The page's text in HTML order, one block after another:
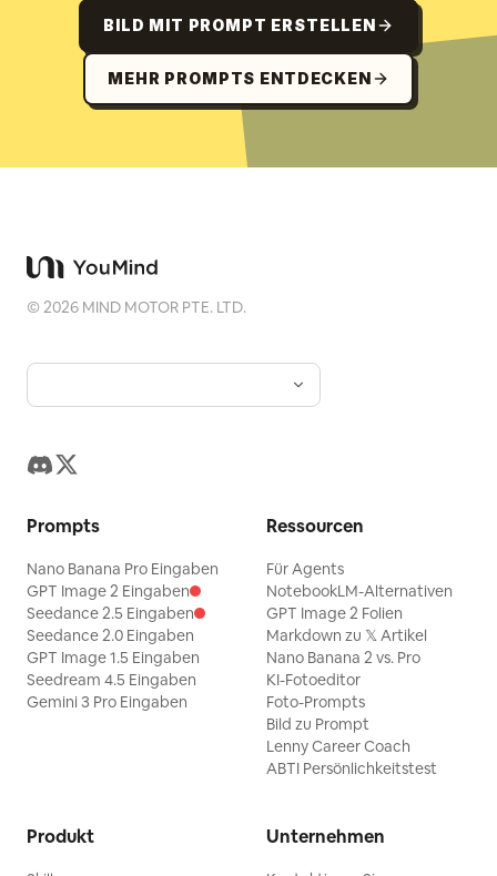
BILD MIT PROMPT ERSTELLEN
MEHR PROMPTS ENTDECKEN
©2026 MIND MOTOR PTE. LTD.
Prompts
Nano Banana Pro Eingaben
GPT Image 2 Eingaben
Seedance 2.5 Eingaben
Seedance 2.0 Eingaben
GPT Image 1.5 Eingaben
Seedream 4.5 Eingaben
Gemini 3 Pro Eingaben
Ressourcen
Für Agents
NotebookLM-Alternativen
GPT Image 2 Folien
Markdown zu 𝕏 Artikel
Nano Banana 2 vs. Pro
KI-Fotoeditor
Foto-Prompts
Bild zu Prompt
Lenny Career Coach
ABTI Persönlichkeitstest
Produkt Unternehmen